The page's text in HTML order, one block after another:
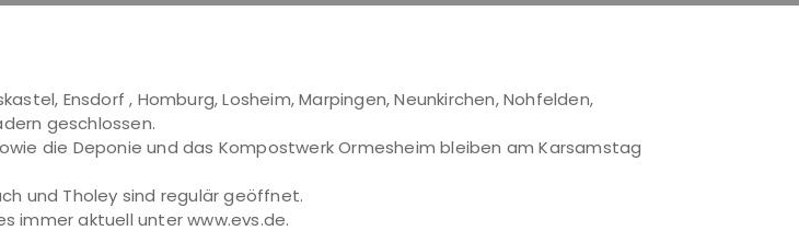
Ensdorf , Homburg, Losheim, Marpingen, Neunkirchen, Nohfelden,
geschlossen.
die Deponie und das Kompostwerk Ormesheim bleiben am Karsamstag
und Tholey sind regulär geöffnet.
immer aktuell unter www.evs.de.